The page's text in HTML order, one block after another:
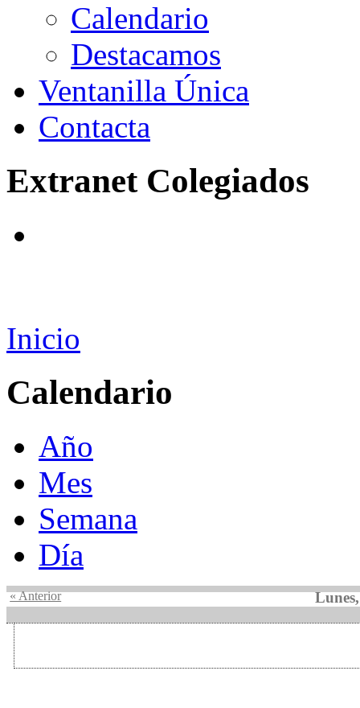
Calendario
Destacamos
Ventanilla Única
Contacta
Extranet Colegiados
Inicio
Calendario
Año
Mes
Semana
Día
« Anterior